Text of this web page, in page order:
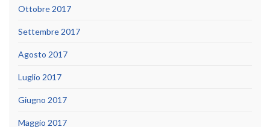
Ottobre 2017
Settembre 2017
Agosto 2017
Luglio 2017
Giugno 2017
Maggio 2017